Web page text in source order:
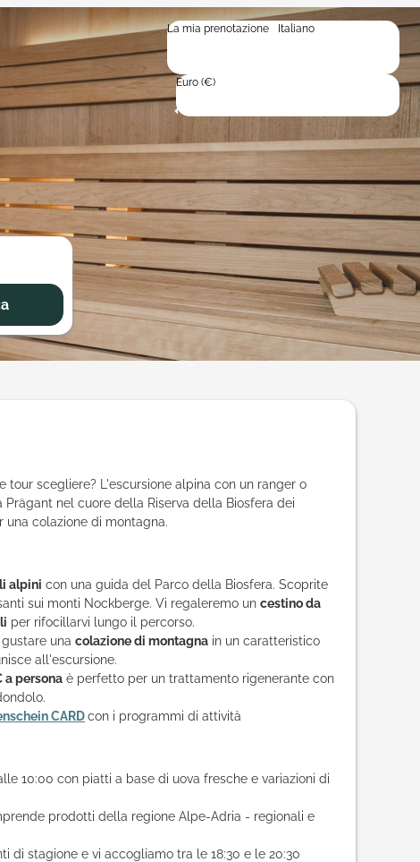
La mia prenotazione
Italiano
Euro (€)
tour scegliere? L'escursione alpina con un ranger o
nel cuore della Riserva della Biosfera dei
una colazione di montagna.
alpini con una guida del Parco della Biosfera. Scoprite
sui monti Nockberge. Vi regaleremo un cestino da
per rifocillarvi lungo il percorso.
una colazione di montagna in un caratteristico
all'escursione.
a persona è perfetto per un trattamento rigenerante con
CARDcon i programmi di attività
10:00 con piatti a base di uova fresche e variazioni di
prodotti della regione Alpe-Adria - regionali e
di stagione e vi accogliamo tra le 18:30 e le 20:30